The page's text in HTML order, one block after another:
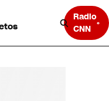
Radio
CNN